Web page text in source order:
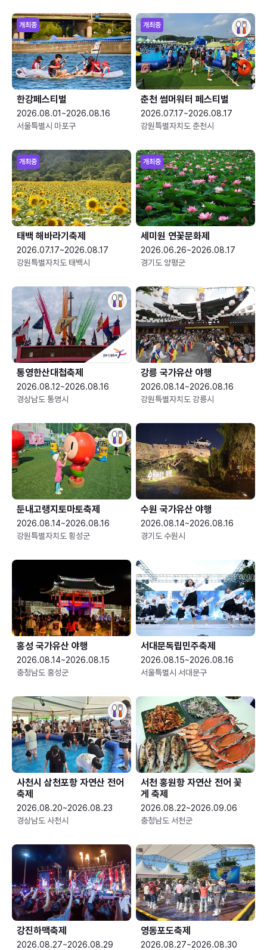
개최중
한강페스티벌
2026.08.01~2026.08.16
서울특별시 마포구
개최중
춘천 썸머워터 페스티벌
2026.07.17~2026.08.17
강원특별자치도 춘천시
개최중
태백 해바라기축제
2026.07.17~2026.08.17
강원특별자치도 태백시
개최중
세미원 연꽃문화제
2026.06.26~2026.08.17
경기도 양평군
통영한산대첩축제
2026.08.12~2026.08.16
경상남도 통영시
강릉 국가유산 야행
2026.08.14~2026.08.16
강원특별자치도 강릉시
둔내고랭지토마토축제
2026.08.14~2026.08.16
강원특별자치도 횡성군
수원 국가유산 야행
2026.08.14~2026.08.16
경기도 수원시
홍성 국가유산 야행
2026.08.14~2026.08.15
충청남도 홍성군
서대문독립민주축제
2026.08.15~2026.08.16
서울특별시 서대문구
사천시 삼천포항 자연산 전어
축제
2026.08.20~2026.08.23
경상남도 사천시
서천 홍원항 자연산 전어 꽃
게 축제
2026.08.22~2026.09.06
충청남도 서천군
강진하맥축제
2026.08.27~2026.08.29
영동포도축제
2026.08.27~2026.08.30